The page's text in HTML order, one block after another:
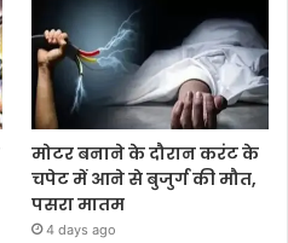
मोटर बनाने के दौरान करंट के
चपेट में आने से बुजुर्ग की मौत,
पसरा मातम
4 days ago